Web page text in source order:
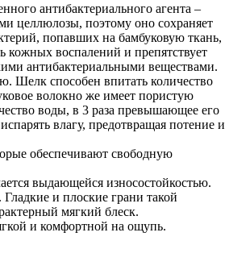
антибактериального агента –
целлюлозы, поэтому оно сохраняет
попавших на бамбуковую ткань,
кожных воспалений и препятствует
антибактериальными веществами.
Шелк способен впитать количество
волокно же имеет пористую
воды, в 3 раза превышающее его
влагу, предотвращая потение и
обеспечивают свободную
выдающейся износостойкостью.
и плоские грани такой
мягкий блеск.
и комфортной на ощупь.